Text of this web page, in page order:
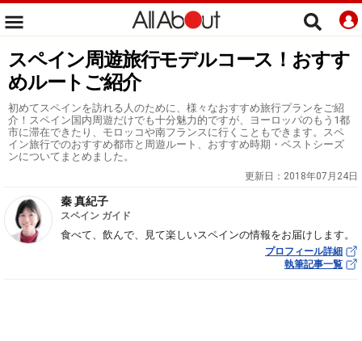
スペイン周遊旅行モデルコース！おすす
めルートご紹介
初めてスペインを訪れる人のために、様々なおすすめ旅行プランをご紹
介！スペイン国内周遊だけでも十分魅力的ですが、ヨーロッパのもう1都
市に滞在できたり、モロッコや南フランスに行くこともできます。スペ
イン旅行でのおすすめ都市と周遊ルート、おすすめ時期・ベストシーズ
ンについてまとめました。
更新日： 2018年07月24日
秦 真紀子
スペイン ガイド
食べて、飲んで、見て楽しいスペインの情報をお届けします。
プロフィール詳細
執筆記事一覧